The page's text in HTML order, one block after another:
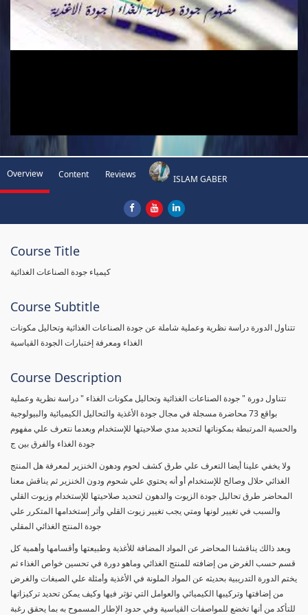
Overview Content Reviews ISLAM GABER
Course Title
كيمياء جودة الصناعات الغذائية
Course Subtitle
تتناول الدورة دراسة نظرية وعملية شاملة عن جودة الصناعات الغذائية وتحاليل مكونات
الغذاء ومعرفة إختبارات الجودة القياسية
Course Description
تتناول دورة " جودة الصناعات الغذائية وتحاليل مكونات الغذاء " دراسة نظرية وعملية
بواقع 73 محاضرة مسجلة في مجال جودة الأغذية والتحاليل الكيميائية والبيولوجية
والحسية المرتبطة بمكوناتها لتحديد مدي صلاحيتها للإستخدام وبعدما نتعرف علي مفهوم
جودة الغذاء والفرق بين ج
ولا يخفي علينا أيضا التعرف علي طرق كشف لحوم ودهون الخنزير لمعرفة هل المنتج
الغذائي حلال وصالح للإستخدام أو أنه يحتوي علي شحوم ودون الخنزير ثم يناقش معنا
المحاضر طرق تحاليل جودة الزيوت والدهون لتحديد صلاحيتها للإستخدام وزيوت القلي
والسبب في تغيير لونها ومتي يجب تغيير زيوت القلي وأثر إستخدامها المتكرر علي
جودة المنتج الغذائي المقلي
وبعد ذالك يناقشنا المحاضر عن المواد المضافة للأغذية وطبيعتها وأقسامها وأهمية كل
قسم حسب الغرض من إضافته للمنتج الغذائي وماهو دورة في تحسين خواص الغذاء ثم
يختم الدورة التدريبية بحديثه عن المواد الملونة في الأغذية وأمثلة علي الصبغات والغرض
من إضافتها وتركيبها الكيميائي والعوامل التي تؤثر فيها وكيف يمكن تحديد تركيزاتها
للتأكد من أنها تخضع للمواصفات القياسية وفي حدود الإطار المسموح به بما يحقق رغبة